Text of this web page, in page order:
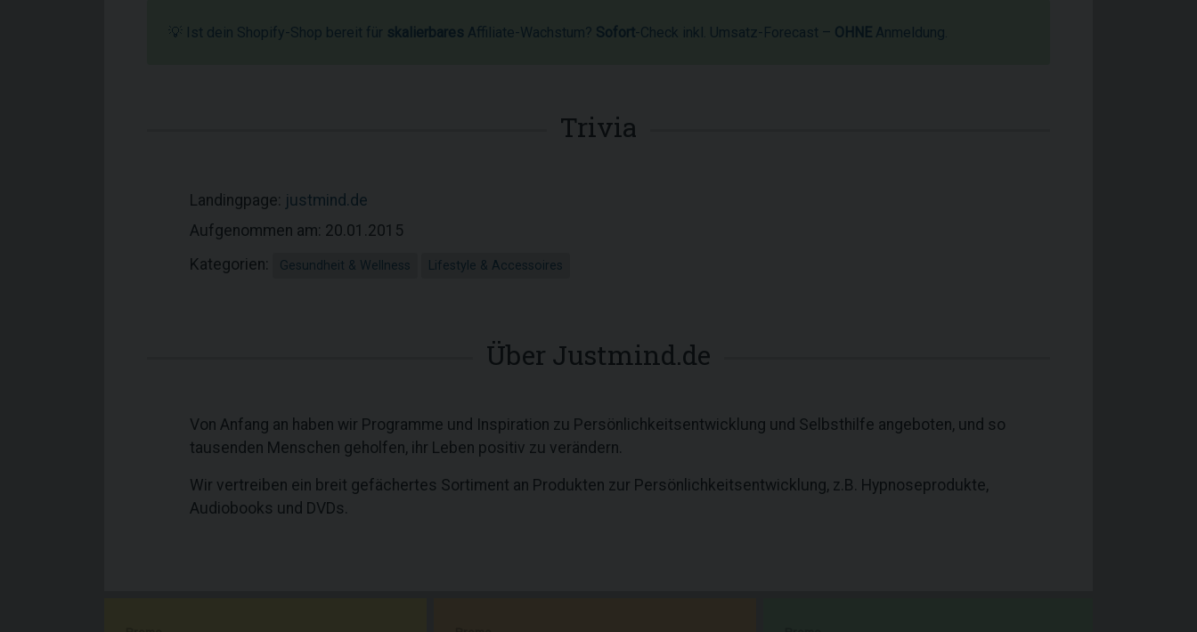
💡 Ist dein Shopify-Shop bereit für skalierbares Affiliate-Wachstum? Sofort-Check inkl. Umsatz-Forecast – OHNE Anmeldung.
Trivia
Landingpage: justmind.de
Aufgenommen am: 20.01.2015
Kategorien:
Gesundheit & Wellness Lifestyle & Accessoires
Über Justmind.de
Von Anfang an haben wir Programme und Inspiration zu Persönlichkeitsentwicklung und Selbsthilfe angeboten, und so
tausenden Menschen geholfen, ihr Leben positiv zu verändern.
Wir vertreiben ein breit gefächertes Sortiment an Produkten zur Persönlichkeitsentwicklung, z.B. Hypnoseprodukte,
Audiobooks und DVDs.